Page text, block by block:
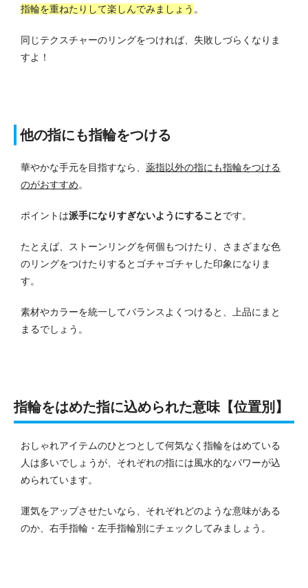
指輪を重ねたりして楽しんでみましょう 。
同じテクスチャーのリングをつければ、失敗しづらくなりま
すよ！
他の指にも指輪をつける
華やかな手元を目指すなら、 薬指以外の指にも指輪をつける
のがおすすめ。
ポイントは派手になりすぎないようにすることです。
たとえば、ストーンリングを何個もつけたり、さまざまな色
のリングをつけたりするとゴチャゴチャした印象になりま
す。
素材やカラーを統一してバランスよくつけると、上品にまと
まるでしょう。
指輪をはめた指に込められた意味【位置別】
おしゃれアイテムのひとつとして何気なく指輪をはめている
人は多いでしょうが、それぞれの指には風水的なパワーが込
められています。
運気をアップさせたいなら、それぞれどのような意味がある
のか、右手指輪・左手指輪別にチェックしてみましょう。